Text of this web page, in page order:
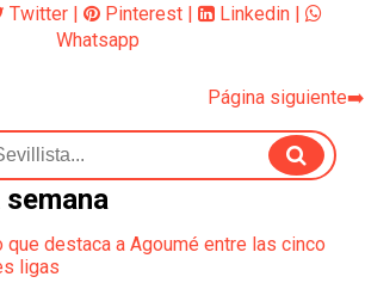
Twitter | Pinterest | Linkedin |
Whatsapp
Página siguiente➡️
que destaca a Agoumé entre las cinco
ligas